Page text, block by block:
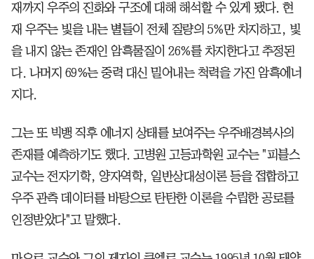
재까지 우주의 진화와 구조에 대해 해석할 수 있게 됐다. 현
재 우주는 빛을 내는 별들이 전체 질량의 5%만 차지하고, 빛
을 내지 않는 존재인 암흑물질이 26%를 차지한다고 추정된
다. 나머지 69%는 중력 대신 밀어내는 척력을 가진 암흑에너
지다.
그는 또 빅뱅 직후 에너지 상태를 보여주는 우주배경복사의
존재를 예측하기도 했다. 고병원 고등과학원 교수는 "피블스
교수는 전자기학, 양자역학, 일반상대성이론 등을 접합하고
우주 관측 데이터를 바탕으로 탄탄한 이론을 수립한 공로를
인정받았다"고 말했다.